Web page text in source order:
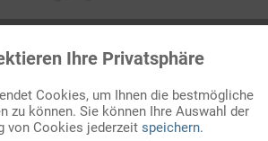
erreichen ein hohes Alter. Damit wächst
die in den letzten Lebensjahren auf die
Aktiv
Inaktiv
Ihre Privatsphäre
Cookies, um Ihnen die bestmögliche
zu können. Sie können Ihre Auswahl der
von Cookies jederzeit speichern.